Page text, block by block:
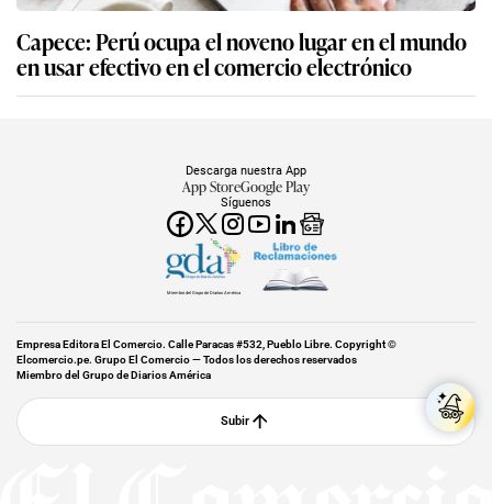
Capece: Perú ocupa el noveno lugar en el mundo
en usar efectivo en el comercio electrónico
Síguenos
Descarga nuestra App
App StoreGoogle Play
Miembro del Grupo de Diarios América
Empresa Editora El Comercio. Calle Paracas #532, Pueblo Libre. Copyright ©
Elcomercio.pe. Grupo El Comercio — Todos los derechos reservados
Miembro del Grupo de Diarios América
Subir